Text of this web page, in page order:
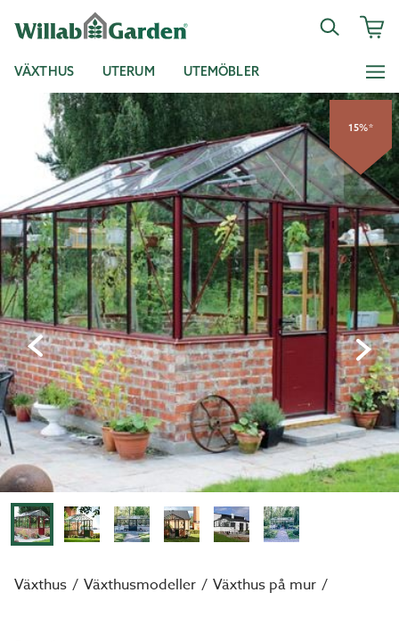
VÄXTHUS UTERUM UTEMÖBLER
15%*
Växthus Växthusmodeller Växthus på mur